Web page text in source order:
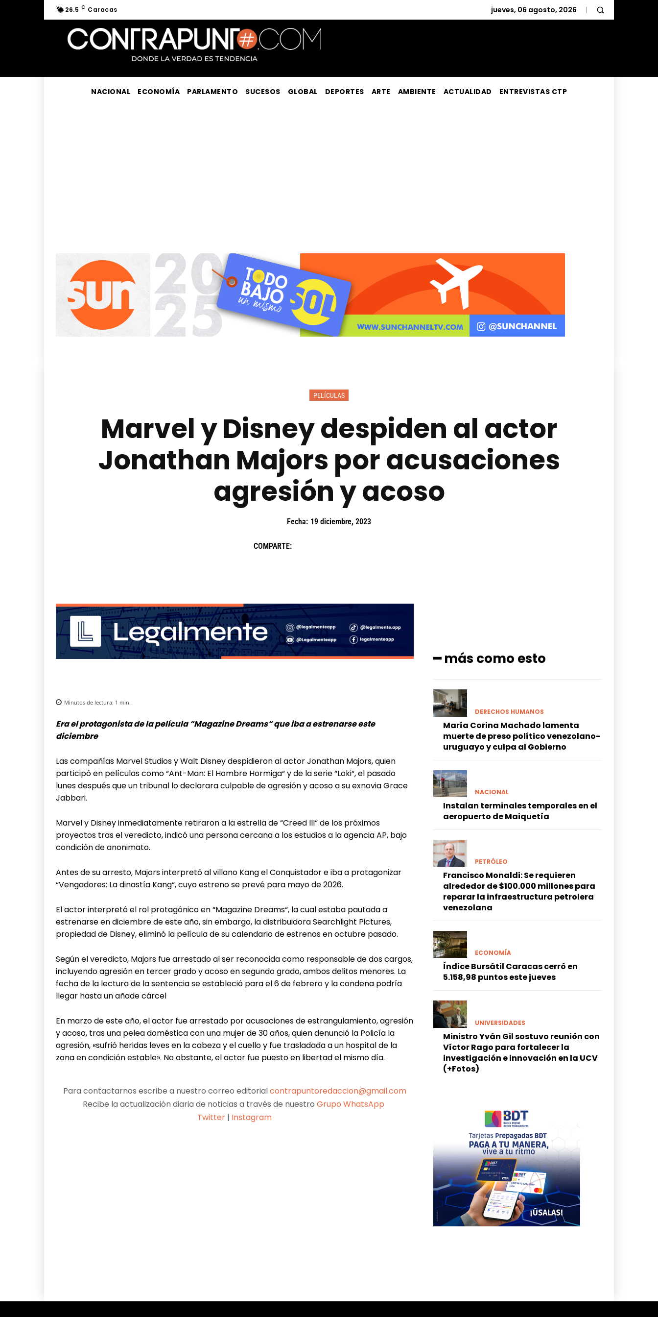
26.5 C Caracas jueves, 06 agosto, 2026
NACIONAL ECONOMÍA PARLAMENTO SUCESOS GLOBAL DEPORTES ARTE AMBIENTE ACTUALIDAD ENTREVISTAS CTP
PELÍCULAS
Marvel y Disney despiden al actor
Jonathan Majors por acusaciones
agresión y acoso
Fecha: 19 diciembre, 2023
COMPARTE:
Minutos de lectura: 1 min.
Era el protagonista de la película “Magazine Dreams“ que iba a estrenarse este
diciembre
Las compañías Marvel Studios y Walt Disney despidieron al actor Jonathan Majors, quien
participó en películas como “Ant-Man: El Hombre Hormiga“ y de la serie “Loki“, el pasado
lunes después que un tribunal lo declarara culpable de agresión y acoso a su exnovia Grace
Jabbari.
Marvel y Disney inmediatamente retiraron a la estrella de “Creed III“ de los próximos
proyectos tras el veredicto, indicó una persona cercana a los estudios a la agencia AP, bajo
condición de anonimato.
Antes de su arresto, Majors interpretó al villano Kang el Conquistador e iba a protagonizar
“Vengadores: La dinastía Kang“, cuyo estreno se prevé para mayo de 2026.
El actor interpretó el rol protagónico en “Magazine Dreams“, la cual estaba pautada a
estrenarse en diciembre de este año, sin embargo, la distribuidora Searchlight Pictures,
propiedad de Disney, eliminó la película de su calendario de estrenos en octubre pasado.
Según el veredicto, Majors fue arrestado al ser reconocida como responsable de dos cargos,
incluyendo agresión en tercer grado y acoso en segundo grado, ambos delitos menores. La
fecha de la lectura de la sentencia se estableció para el 6 de febrero y la condena podría
llegar hasta un añade cárcel
En marzo de este año, el actor fue arrestado por acusaciones de estrangulamiento, agresión
y acoso, tras una pelea doméstica con una mujer de 30 años, quien denunció la Policía la
agresión, «sufrió heridas leves en la cabeza y el cuello y fue trasladada a un hospital de la
zona en condición estable». No obstante, el actor fue puesto en libertad el mismo día.
Para contactarnos escribe a nuestro correo editorialcontrapuntoredaccion@gmail.com
Recibe la actualización diaria de noticias a través de nuestroGrupo WhatsApp
Twitter | Instagram
━ más como esto
DERECHOS HUMANOS
María Corina Machado lamenta
muerte de preso político venezolano-
uruguayo y culpa al Gobierno
NACIONAL
Instalan terminales temporales en el
aeropuerto de Maiquetía
PETRÓLEO
Francisco Monaldi: Se requieren
alrededor de $100.000 millones para
reparar la infraestructura petrolera
venezolana
ECONOMÍA
Índice Bursátil Caracas cerró en
5.158,98 puntos este jueves
UNIVERSIDADES
Ministro Yván Gil sostuvo reunión con
Víctor Rago para fortalecer la
investigación e innovación en la UCV
(+Fotos)